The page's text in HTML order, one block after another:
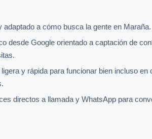
adaptado a cómo busca la gente en Maraña.
desde Google orientado a captación de
y rápida para funcionar bien incluso en
directos a llamada y WhatsApp para